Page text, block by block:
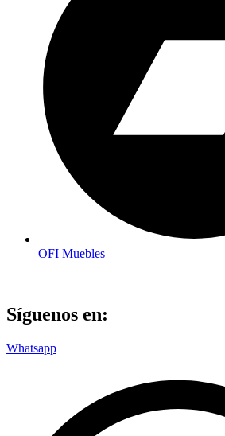
OFI Muebles
Síguenos en:
Whatsapp